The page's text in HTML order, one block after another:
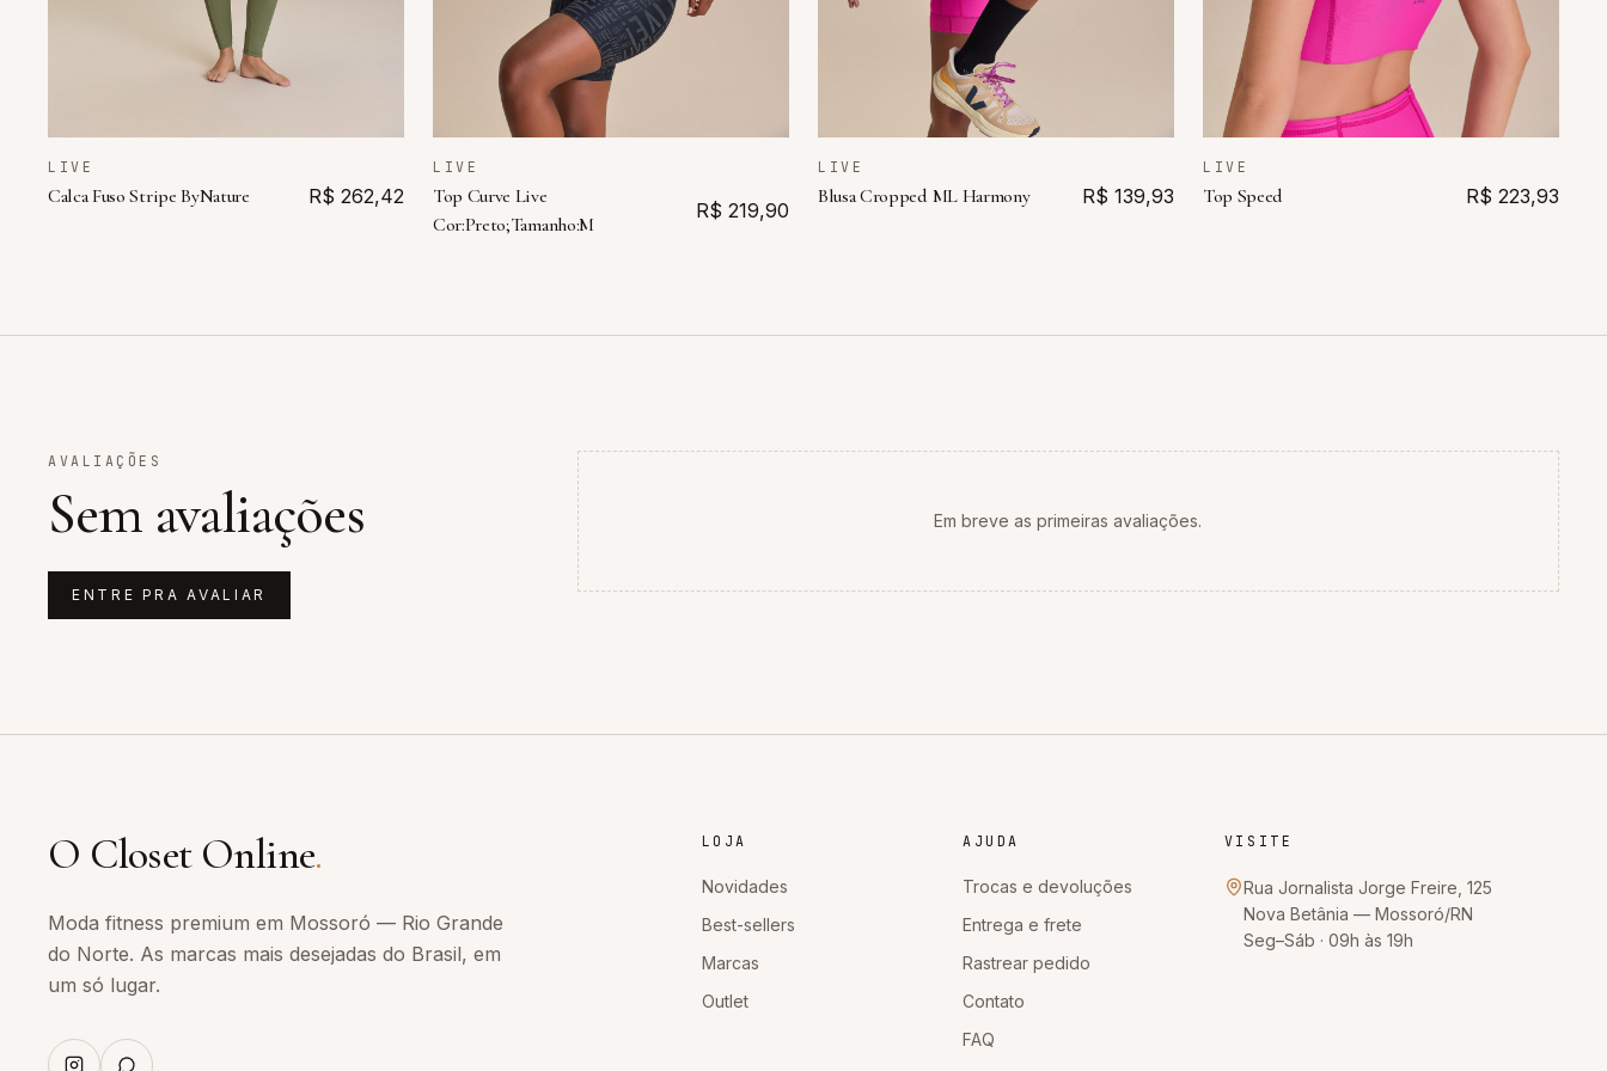
LIVE
Calca Fuso Stripe ByNature R$ 262,42
LIVE
Top Curve Live
Cor:Preto;Tamanho:M
R$ 219,90
LIVE
Blusa Cropped ML Harmony R$ 139,93
LIVE
Top Speed R$ 223,93
AVALIAÇÕES
Sem avaliações
ENTRE PRA AVALIAR
Em breve as primeiras avaliações.
O Closet Online.
Moda fitness premium em Mossoró — Rio Grande
do Norte. As marcas mais desejadas do Brasil, em
um só lugar.
LOJA
Novidades
Best-sellers
Marcas
Outlet
AJUDA
Trocas e devoluções
Entrega e frete
Rastrear pedido
Contato
FAQ
VISITE
Rua Jornalista Jorge Freire, 125
Nova Betânia — Mossoró/RN
Seg–Sáb · 09h às 19h